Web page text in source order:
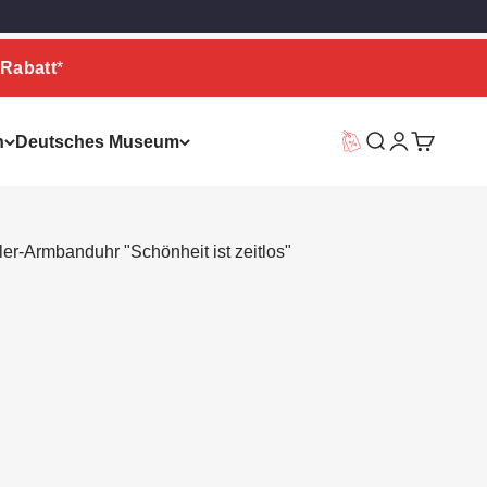
*
Deutsches Museum Vorteilswelt
Suche
Armbanduhr "Schönheit ist zeitlos"